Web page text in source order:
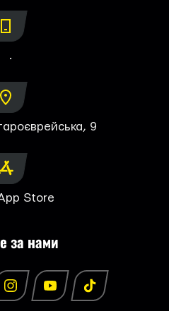
.
9
Store
за нами